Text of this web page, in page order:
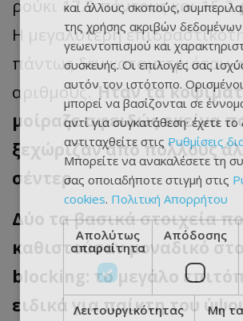
ρούκι 17.3 πόντους και 15.2
Η μεγαλύτερη
πάντως δεν καταμετριόταν
αριθμούς.Ήταν τα
μοίραζε αφειδώς εκείνα
ξεχώριζαν από πολλούς
σέντερ.
Δύο τα βασικά στοιχεία
καθιστούσαν μοναδικό
blocking: το μεγάλο
ειδικά για παίκτη του
και άλλους σκοπούς,
της χρήσης ακριβών δεδομένων
γεωεντοπισμού και
συσκευής. Οι επιλογές σας
αυτόν τον ιστότοπο.
μπορεί να βασίζονται σε
αντί για συγκατάθεση· έχετε
αντιταχθείτε στις Ρυθμίσεις
Μπορείτε να ανακαλέσετε τη
σας οποιαδήποτε στιγμή στις
cookies. Πολιτική Απορρήτου
Απολύτως
απαραίτητα
Απόδοσης
Λειτουργικότητας Μη